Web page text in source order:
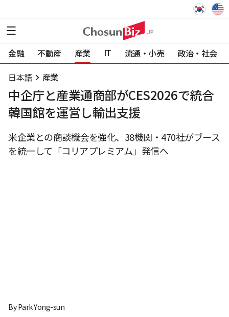
金融 不動産 産業 IT 流通・小売 政治・社会
日本語 産業
中企庁と産業通商部がCES2026で統合
韓国館を運営し輸出支援
米企業との商談機会を強化、38機関・470社がブース
を統一して「コリアプレミアム」発信へ
By Park Yong-sun